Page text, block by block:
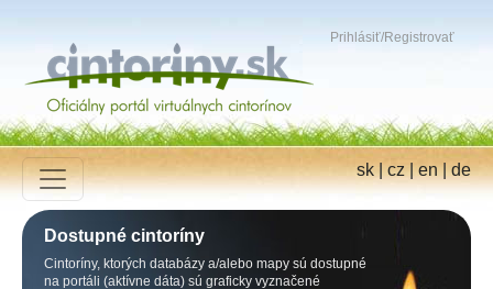
Prihlásiť/Registrovať
sk|cz|en|de
Dostupné cintoríny
Cintoríny, ktorých databázy a/alebo mapy sú dostupné
na portáli (aktívne dáta) sú graficky vyznačené